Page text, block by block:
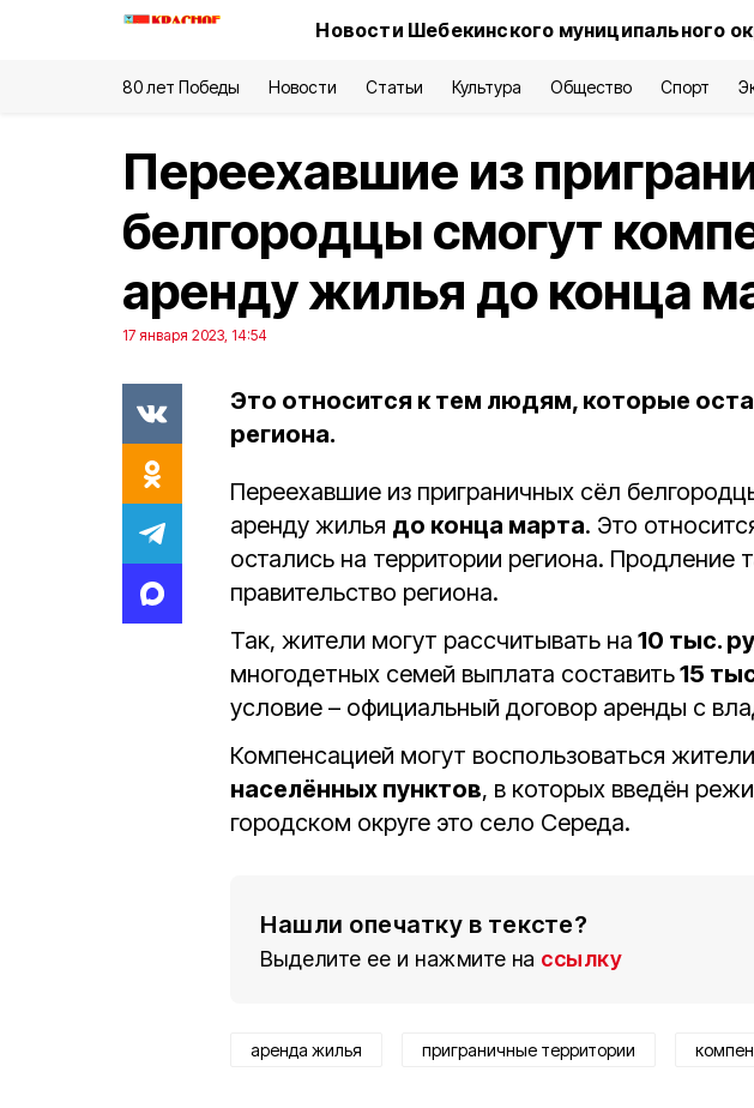
Новости Шебекинского муниципального
80 лет Победы Новости Статьи Культура Общество Спорт
Переехавшие из
белгородцы смогут
аренду жилья до конца
17 января 2023, 14:54
Это относится к тем людям, которые
региона.
Переехавшие из приграничных сёл
аренду жилья до конца марта. Это
остались на территории региона. Продление
правительство региона.
Так, жители могут рассчитывать на 10 тыс.
многодетных семей выплата составить15
условие – официальный договор аренды с
Компенсацией могут воспользоваться жители
населённых пунктов, в которых введён
городском округе это село Середа.
Нашли опечатку в тексте?
Выделите ее и нажмите на ссылку
аренда жилья приграничные территории